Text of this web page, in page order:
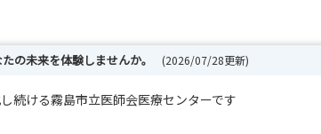
の未来を体験しませんか。 (2026/07/28更新)
続ける霧島市立医師会医療センターです